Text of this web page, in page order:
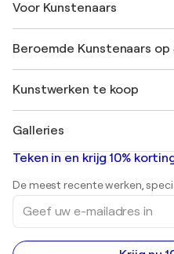
SINGULART Cadeaubon
Neem deel aan ons
Mijn Account
+31 20 241 4758
Veelgestelde Vragen
Singulart Magazine
Werken bij SINGULART
Ontdek gecureerde originele
Voor Kunstenaars
Inloggen als Artiest
Beroemde Kunstenaars op
Marc Chagall
Banksy
Mr. Brainwash
Shepard Fairey
Kunstwerken te koop
Abstracte schilderijen te
Landschapsschilderijen
Beelden
Acrylverfschilderijen
Galleries
Kunstgaleries in Nederland
Teken in en krijg 10%
De meest recente werken,
Geef
uw
e-
mailadres